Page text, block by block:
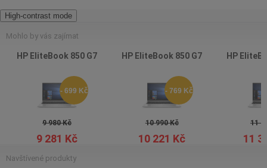
High-contrast mode
Mohlo by vás zajímat
HP EliteBook 850 G7
- 699 Kč
9 980 Kč
9 281 Kč
HP EliteBook 850 G7
- 769 Kč
10 990 Kč
10 221 Kč
HP
11
11
Navštívené produkty